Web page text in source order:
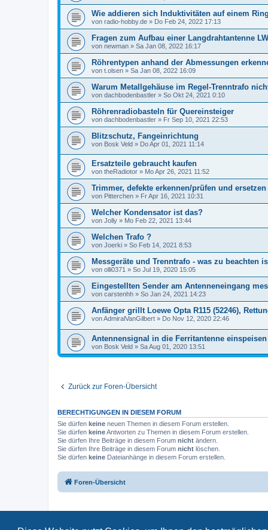
Wie addieren sich Induktivitäten auf einem
von radio-hobby.de » Do Feb 24, 2022 17:13
Fragen zum Aufbau einer Langdrahtantenne
von newman » Sa Jan 08, 2022 16:17
Röhrentypen anhand der Abmessungen
von t.olsen » Sa Jan 08, 2022 16:09
Warum Metallgehäuse im Regel-Trenntrafo
von dachbodenbastler » So Okt 24, 2021 0:10
Röhrenradiobasteln für Quereinsteiger
von dachbodenbastler » Fr Sep 10, 2021 22:53
Blitzschutz, Fangeinrichtung
von Bosk Veld » Do Apr 01, 2021 11:14
Ersatzteile gebraucht kaufen
von theRadiotor » Mo Apr 26, 2021 11:52
Trimmer, defekte erkennen/prüfen und ersetzen
von Pitterchen » Fr Apr 16, 2021 10:31
Welcher Kondensator ist das?
von Jolly » Mo Feb 22, 2021 13:44
Welchen Trafo ?
von Joerki » So Feb 14, 2021 8:53
Messgeräte und Trenntrafo - was zu beachten
von olli0371 » So Jul 19, 2020 15:05
Eingestellten Sender am Antenneneingang
von carstenhh » So Jan 24, 2021 14:23
Anfänger grillt Loewe Opta R115 (52246),
vonAdmiralVanGilbert » Do Nov 12, 2020 22:46
Antennensignal in die Ferritantenne einspeisen
von Bosk Veld » Sa Aug 01, 2020 13:51
Zurück zur Foren-Übersicht
BERECHTIGUNGEN IN DIESEM FORUM
Sie dürfen keine neuen Themen in diesem Forum erstellen.
Sie dürfen keineAntworten zu Themen in diesem Forum erstellen.
Sie dürfen Ihre Beiträge in diesem Forum nicht ändern.
Sie dürfen Ihre Beiträge in diesem Forum nicht löschen.
Sie dürfen keine Dateianhänge in diesem Forum erstellen.
Foren-Übersicht